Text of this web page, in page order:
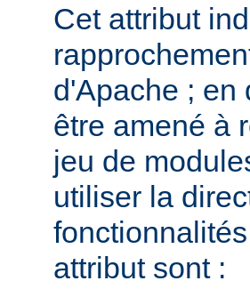
Cet attribut
d'Apache ; en
être amené à
jeu de
utiliser la
attribut sont :